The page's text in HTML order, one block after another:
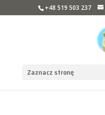
+48 519 503 237
Zaznacz stronę